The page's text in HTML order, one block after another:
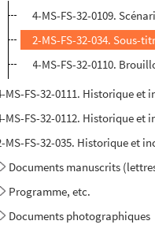
4-MS-FS-32-0109.
2-MS-FS-32-034. Sous-
4-MS-FS-32-0110.
MS-FS-32-0111. Historique et
MS-FS-32-0112. Historique et
MS-FS-32-035. Historique et
Documents manuscrits
Programme, etc.
Documents photographiques